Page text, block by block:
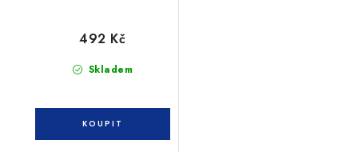
Skladem
492 Kč